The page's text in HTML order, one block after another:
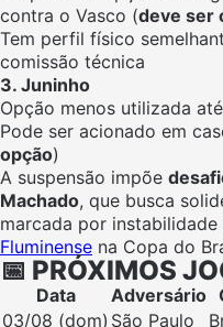
contra o Vasco (deve ser
Tem perfil físico
comissão técnica
3. Juninho
Opção menos utilizada
Pode ser acionado em
opção)
A suspensão impõe
Machado, que busca
marcada por instabilidade
Fluminense na Copa do
📅 PRÓXIMOS
Data Adversário
03/08 (dom) São Paulo